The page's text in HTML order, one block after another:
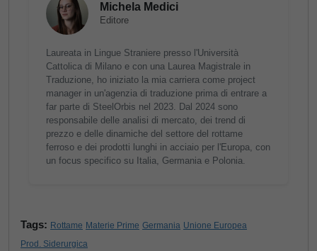
Michela Medici
Editore
Laureata in Lingue Straniere presso l'Università
Cattolica di Milano e con una Laurea Magistrale in
Traduzione, ho iniziato la mia carriera come project
manager in un'agenzia di traduzione prima di entrare a
far parte di SteelOrbis nel 2023. Dal 2024 sono
responsabile delle analisi di mercato, dei trend di
prezzo e delle dinamiche del settore del rottame
ferroso e dei prodotti lunghi in acciaio per l'Europa, con
un focus specifico su Italia, Germania e Polonia.
Tags: Rottame Materie Prime Germania Unione Europea
Prod. Siderurgica